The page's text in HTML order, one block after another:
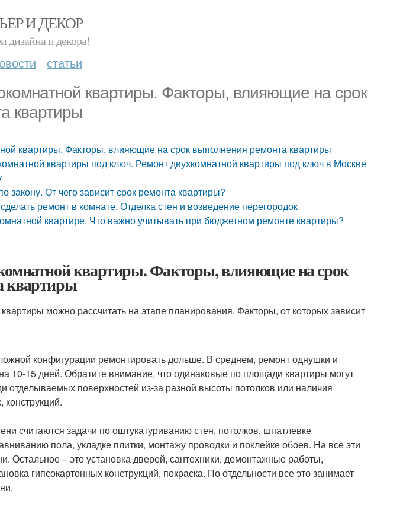
И ДЕКОР
дизайна и декора!
статьи
квартиры. Факторы, влияющие на срок
квартиры
квартиры. Факторы, влияющие на срок выполнения ремонта квартиры
квартиры под ключ. Ремонт двухкомнатной квартиры под ключ в Москве
закону. От чего зависит срок ремонта квартиры?
ремонт в комнате. Отделка стен и возведение перегородок
квартире. Что важно учитывать при бюджетном ремонте квартиры?
квартиры. Факторы, влияющие на срок
квартиры
можно рассчитать на этапе планирования. Факторы, от которых зависит
конфигурации ремонтировать дольше. В среднем, ремонт однушки и
10-15 дней. Обратите внимание, что одинаковые по площади квартиры могут
отделываемых поверхностей из-за разной высоты потолков или наличия
считаются задачи по оштукатуриванию стен, потолков, шпатлевке
пола, укладке плитки, монтажу проводки и поклейке обоев. На все эти
Остальное – это установка дверей, сантехники, демонтажные работы,
гипсокартонных конструкций, покраска. По отдельности все это занимает